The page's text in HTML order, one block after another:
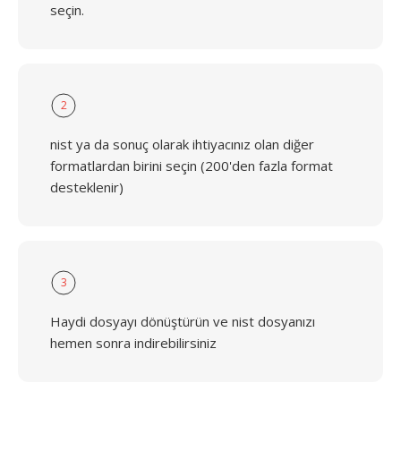
seçin.
2
nist ya da sonuç olarak ihtiyacınız olan diğer
formatlardan birini seçin (200'den fazla format
desteklenir)
3
Haydi dosyayı dönüştürün ve nist dosyanızı
hemen sonra indirebilirsiniz